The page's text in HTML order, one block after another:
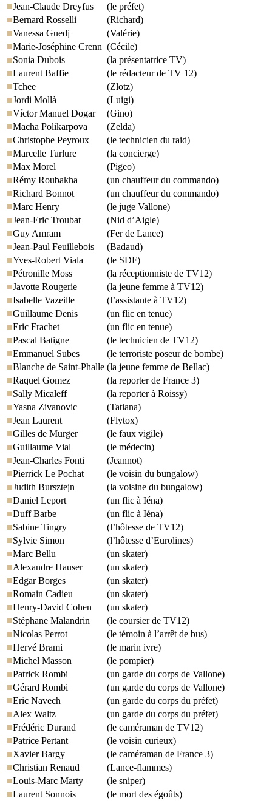
Jean-Claude Dreyfus
(le préfet)
Bernard Rosselli
(Richard)
Vanessa Guedj
(Valérie)
Marie-Joséphine Crenn (Cécile)
Sonia Dubois
(la présentatrice TV)
Laurent Baffie
(le rédacteur de TV 12)
Tchee
(Zlotz)
Jordi Mollà
(Luigi)
Víctor Manuel Dogar
(Gino)
Macha Polikarpova
(Zelda)
Christophe Peyroux
(le technicien du raid)
Marcelle Turlure
(la concierge)
Max Morel
(Pigeo)
Rémy Roubakha
(un chauffeur du commando)
Richard Bonnot
(un chauffeur du commando)
Marc Henry
(le juge Vallone)
Jean-Eric Troubat
(Nid d’Aigle)
Guy Amram
(Fer de Lance)
Jean-Paul Feuillebois
(Badaud)
Yves-Robert Viala
(le SDF)
Pétronille Moss
(la réceptionniste de TV12)
Javotte Rougerie
(la jeune femme à TV12)
Isabelle Vazeille
(l’assistante à TV12)
Guillaume Denis
(un flic en tenue)
Eric Frachet
(un flic en tenue)
Pascal Batigne
(le technicien de TV12)
Emmanuel Subes
(le terroriste poseur de bombe)
Blanche de Saint-Phalle (la jeune femme de Bellac)
Raquel Gomez
(la reporter de France 3)
Sally Micaleff
(la reporter à Roissy)
Yasna Zivanovic
(Tatiana)
Jean Laurent
(Flytox)
Gilles de Murger
(le faux vigile)
Guillaume Vial
(le médecin)
Jean-Charles Fonti
(Jeannot)
Pierrick Le Pochat
(le voisin du bungalow)
Judith Bursztejn
(la voisine du bungalow)
Daniel Leport
(un flic à Iéna)
Duff Barbe
(un flic à Iéna)
Sabine Tingry
(l’hôtesse de TV12)
Sylvie Simon
(l’hôtesse d’Eurolines)
Marc Bellu
(un skater)
Alexandre Hauser
(un skater)
Edgar Borges
(un skater)
Romain Cadieu
(un skater)
Henry-David Cohen
(un skater)
Stéphane Malandrin
(le coursier de TV12)
Nicolas Perrot
(le témoin à l’arrêt de bus)
Hervé Brami
(le marin ivre)
Michel Masson
(le pompier)
Patrick Rombi
(un garde du corps de Vallone)
Gérard Rombi
(un garde du corps de Vallone)
Eric Navech
(un garde du corps du préfet)
Alex Waltz
(un garde du corps du préfet)
Frédéric Durand
(le caméraman de TV12)
Patrice Pertant
(le voisin curieux)
Xavier Bargy
(le caméraman de France 3)
Christian Renaud
(Lance-flammes)
Louis-Marc Marty
(le sniper)
Laurent Sonnois
(le mort des égoûts)